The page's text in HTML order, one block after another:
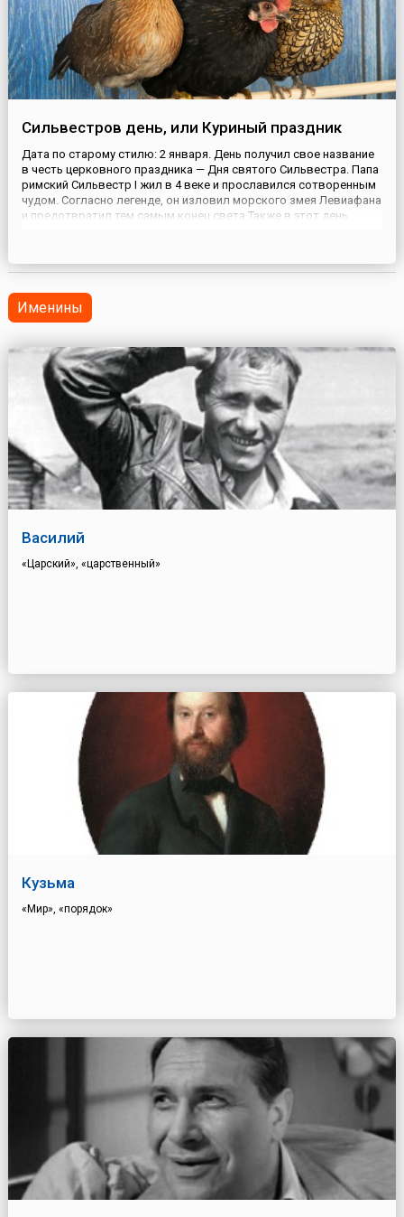
Сильвестров день, или Куриный праздник
Дата по старому стилю: 2 января. День получил свое название
в честь церковного праздника — Дня святого Сильвестра. Папа
римский Сильвестр I жил в 4 веке и прославился сотворенным
чудом. Согласно легенде, он изловил морского змея Левиафана
и предотвратил тем самым конец света.Также в этот день
Именины
Василий
«Царский», «царственный»
Кузьма
«Мир», «порядок»